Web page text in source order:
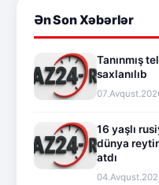
Ən Son Xəbərlər
Tanınmış
saxlanılıb
16 yaşlı
dünya
atdı